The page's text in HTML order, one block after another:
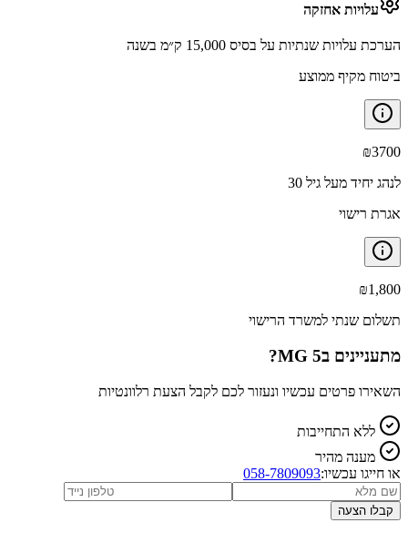
עלויות אחזקה
הערכת עלויות שנתיות על בסיס 15,000 ק״מ בשנה
ביטוח מקיף ממוצע
₪3700
לנהג יחיד מעל גיל 30
אגרת רישוי
₪1,800
תשלום שנתי למשרד הרישוי
מתעניינים בMG 5
?
השאירו פרטים עכשיו ונעזור לכם לקבל הצעת רלוונטיות
ללא התחייבות
מענה מהיר
או חייגו עכשיו:058-7809093
קבלו הצעה